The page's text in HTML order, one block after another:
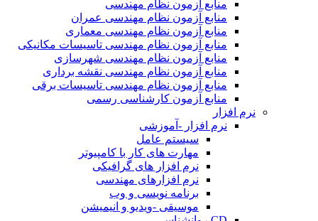
منابع آزمون نظام مهندسی
منابع آزمون نظام مهندسی عمران
منابع آزمون نظام مهندسی معماری
منابع آزمون نظام مهندسی تاسیسات مکانیکی
منابع آزمون نظام مهندسی شهرسازی
منابع آزمون نظام مهندسی نقشه برداری
منابع آزمون نظام مهندسی تاسیسات برقی
منابع آزمون کارشناسی رسمی
نرم افزار
نرم افزار -آموزشی
سیستم عامل
مهارت های کار با کامپیوتر
نرم افزار های گرافیکی
نرم افزارهای مهندسی
برنامه نویسی و وب
موسیقی -ویدیو و انیمیشن